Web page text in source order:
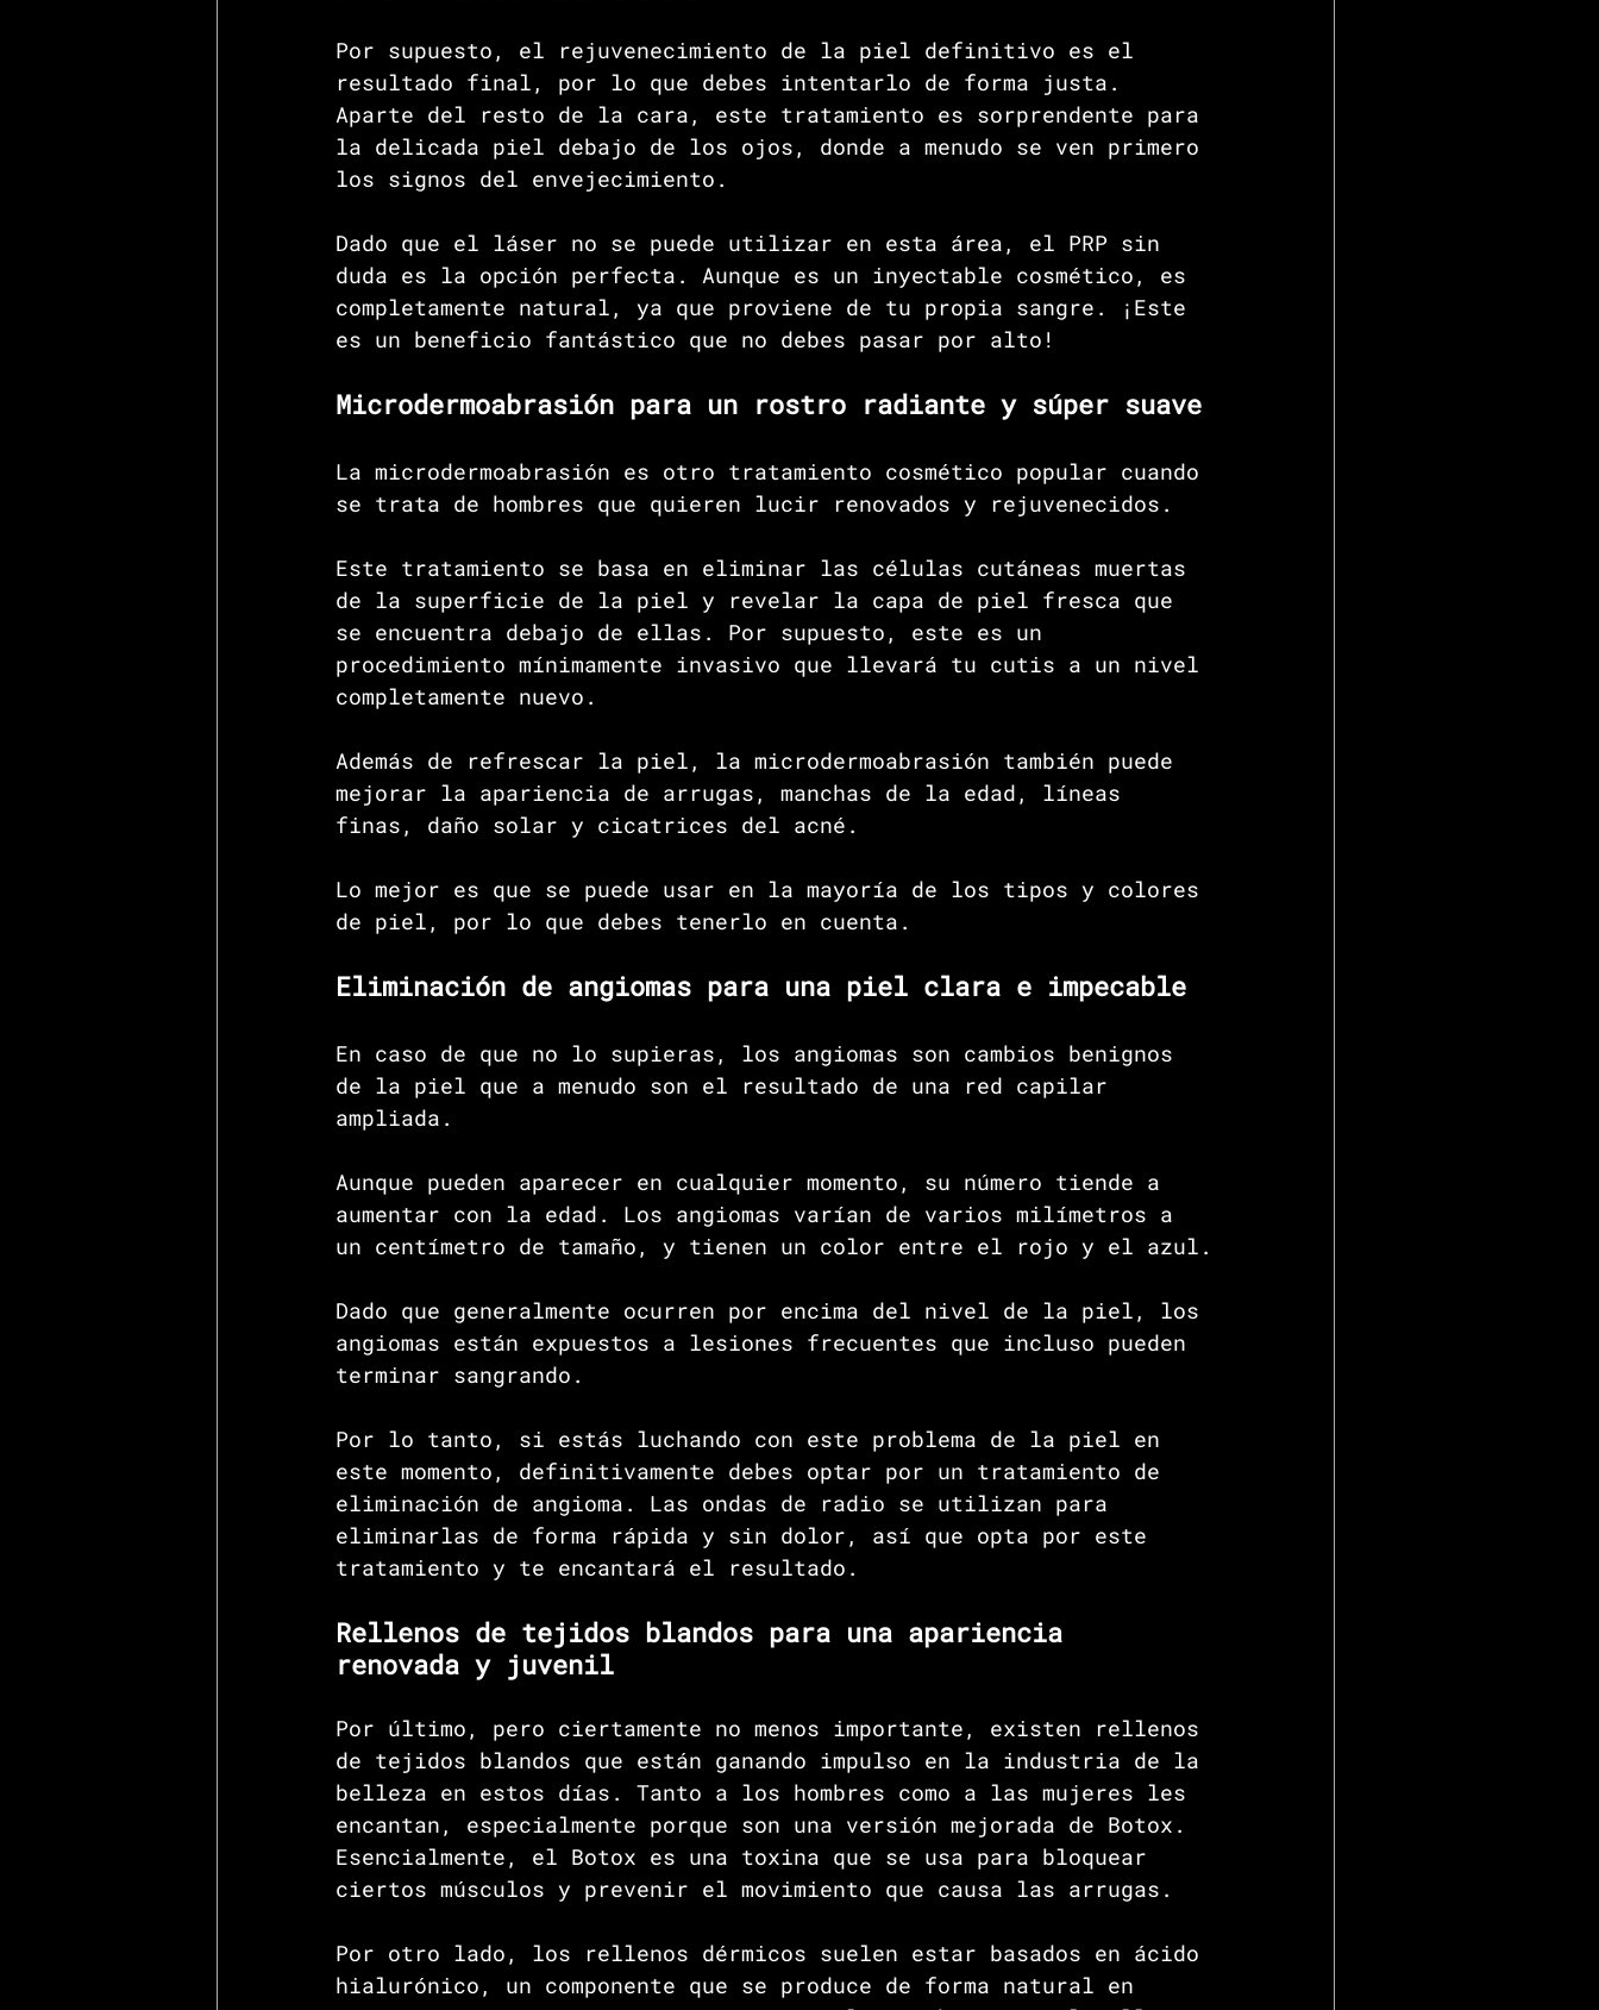
Por supuesto, el rejuvenecimiento de la piel definitivo es el
resultado final, por lo que debes intentarlo de forma justa.
Aparte del resto de la cara, este tratamiento es sorprendente para
la delicada piel debajo de los ojos, donde a menudo se ven primero
los signos del envejecimiento.
Dado que el láser no se puede utilizar en esta área, el PRP sin
duda es la opción perfecta. Aunque es un inyectable cosmético, es
completamente natural, ya que proviene de tu propia sangre. ¡Este
es un beneficio fantástico que no debes pasar por alto!
Microdermoabrasión para un rostro radiante y súper suave
La microdermoabrasión es otro tratamiento cosmético popular cuando
se trata de hombres que quieren lucir renovados y rejuvenecidos.
Este tratamiento se basa en eliminar las células cutáneas muertas
de la superficie de la piel y revelar la capa de piel fresca que
se encuentra debajo de ellas. Por supuesto, este es un
procedimiento mínimamente invasivo que llevará tu cutis a un nivel
completamente nuevo.
Además de refrescar la piel, la microdermoabrasión también puede
mejorar la apariencia de arrugas, manchas de la edad, líneas
finas, daño solar y cicatrices del acné.
Lo mejor es que se puede usar en la mayoría de los tipos y colores
de piel, por lo que debes tenerlo en cuenta.
Eliminación de angiomas para una piel clara e impecable
En caso de que no lo supieras, los angiomas son cambios benignos
de la piel que a menudo son el resultado de una red capilar
ampliada.
Aunque pueden aparecer en cualquier momento, su número tiende a
aumentar con la edad. Los angiomas varían de varios milímetros a
un centímetro de tamaño, y tienen un color entre el rojo y el azul.
Dado que generalmente ocurren por encima del nivel de la piel, los
angiomas están expuestos a lesiones frecuentes que incluso pueden
terminar sangrando.
Por lo tanto, si estás luchando con este problema de la piel en
este momento, definitivamente debes optar por un tratamiento de
eliminación de angioma. Las ondas de radio se utilizan para
eliminarlas de forma rápida y sin dolor, así que opta por este
tratamiento y te encantará el resultado.
Rellenos de tejidos blandos para una apariencia
renovada y juvenil
Por último, pero ciertamente no menos importante, existen rellenos
de tejidos blandos que están ganando impulso en la industria de la
belleza en estos días. Tanto a los hombres como a las mujeres les
encantan, especialmente porque son una versión mejorada de Botox.
Esencialmente, el Botox es una toxina que se usa para bloquear
ciertos músculos y prevenir el movimiento que causa las arrugas.
Por otro lado, los rellenos dérmicos suelen estar basados ​​en ácido
hialurónico, un componente que se produce de forma natural en